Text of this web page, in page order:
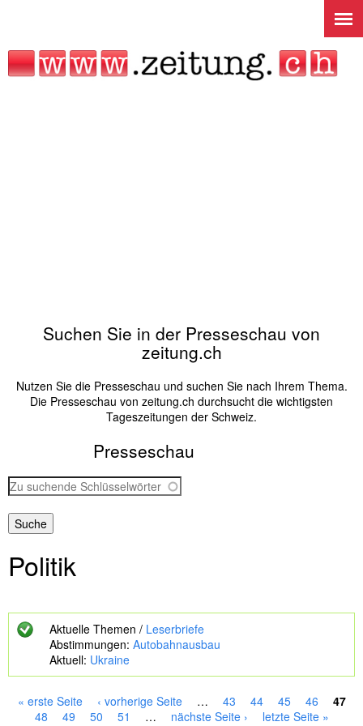
Suchen Sie in der Presseschau von
zeitung.ch
Nutzen Sie die Presseschau und suchen Sie nach Ihrem Thema.
Die Presseschau von zeitung.ch durchsucht die wichtigsten
Tageszeitungen der Schweiz.
Presseschau
Z
u
s
u
h
ePolitik
Aktuelle Themen / Leserbriefe
Abstimmungen: Autobahnausbau
Aktuell: Ukraine
« erste Seite ‹ vorherige Seite … 43 44 45 46
47
48
49 50 51 … nächste Seite › letzte Seite »